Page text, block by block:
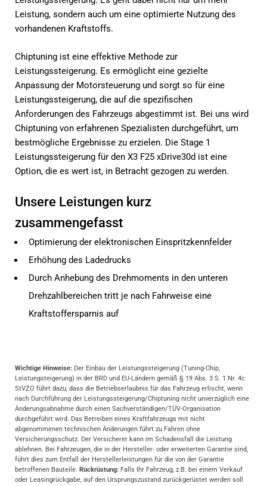
Leistung, sondern auch um eine optimierte Nutzung des
vorhandenen Kraftstoffs.
Chiptuning ist eine effektive Methode zur
Leistungssteigerung. Es ermöglicht eine gezielte
Anpassung der Motorsteuerung und sorgt so für eine
Leistungssteigerung, die auf die spezifischen
Anforderungen des Fahrzeugs abgestimmt ist. Bei uns wird
Chiptuning von erfahrenen Spezialisten durchgeführt, um
bestmögliche Ergebnisse zu erzielen. Die Stage 1
Leistungssteigerung für den X3 F25 xDrive30d ist eine
Option, die es wert ist, in Betracht gezogen zu werden.
Unsere Leistungen kurz
zusammengefasst
Optimierung der elektronischen Einspritzkennfelder
Erhöhung des Ladedrucks
Durch Anhebung des Drehmoments in den unteren
Drehzahlbereichen tritt je nach Fahrweise eine
Kraftstoffersparnis auf
Wichtige Hinweise: Der Einbau der Leistungssteigerung (Tuning-Chip,
Leistungsteigerung) in der BRD und EU-Ländern gemäß § 19 Abs. 3 S. 1 Nr. 4c
StVZO führt dazu, dass die Betriebserlaubnis für das Fahrzeug erlischt, wenn
nach Durchführung der Leistungssteigerung/Chiptuning nicht unverzüglich eine
Änderungsabnahme durch einen Sachverständigen/TÜV-Organisation
durchgeführt wird. Das Betreiben eines Kraftfahrzeugs mit nicht
abgenommenen technischen Änderungen führt zu Fahren ohne
Versicherungsschutz. Der Versicherer kann im Schadensfall die Leistung
ablehnen. Bei Fahrzeugen, die in der Hersteller- oder erweiterten Garantie sind,
führt dies zum Entfall der Herstellerleistungen für die von der Garantie
betroffenen Bauteile. Rückrüstung: Falls Ihr Fahrzeug, z.B. bei einem Verkauf
oder Leasingrückgabe, auf den Ursprungszustand zurückgerüstet werden soll